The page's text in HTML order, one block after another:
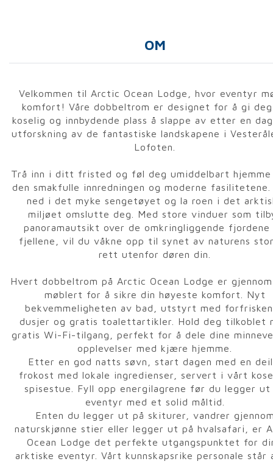
OM
Velkommen til Arctic Ocean Lodge, hvor eventyr
komfort! Våre dobbeltrom er designet for å gi
koselig og innbydende plass å slappe av etter en
utforskning av de fantastiske landskapene i
Lofoten.
Trå inn i ditt fristed og føl deg umiddelbart hjemme
den smakfulle innredningen og moderne fasilitetene.
ned i det myke sengetøyet og la roen i det
miljøet omslutte deg. Med store vinduer som
panoramautsikt over de omkringliggende fjordene
fjellene, vil du våkne opp til synet av naturens
rett utenfor døren din.
Hvert dobbeltrom på Arctic Ocean Lodge er
møblert for å sikre din høyeste komfort. Nyt
bekvemmeligheten av bad, utstyrt med
dusjer og gratis toalettartikler. Hold deg tilkoblet
gratis Wi-Fi-tilgang, perfekt for å dele dine
opplevelser med kjære hjemme.
Etter en god natts søvn, start dagen med en
frokost med lokale ingredienser, servert i vårt
spisestue. Fyll opp energilagrene før du legger ut
eventyr med et solid måltid.
Enten du legger ut på skiturer, vandrer
naturskjønne stier eller legger ut på hvalsafari, er
Ocean Lodge det perfekte utgangspunktet for
arktiske eventyr. Vårt kunnskapsrike personale står